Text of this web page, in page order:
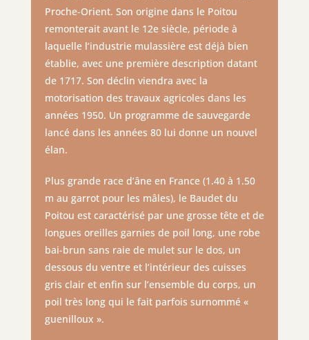
Proche-Orient. Son origine dans le Poitou
remonterait avant le 12e siècle, période à
laquelle l’industrie mulassière est déjà bien
établie, avec une première description datant
de 1717. Son déclin viendra avec la
motorisation des travaux agricoles dans les
années 1950. Un programme de sauvegarde
lancé dans les années 80 lui donne un nouvel
élan.
Plus grande race d’âne en France (1.40 à 1.50
m au garrot pour les mâles), le Baudet du
Poitou est caractérisé par une grosse tête et de
longues oreilles garnies de poil long, une robe
bai-brun sans raie de mulet sur le dos, un
dessous du ventre et l’intérieur des cuisses
gris clair et enfin sur l’ensemble du corps, un
poil très long qui le fait parfois surnommé «
guenilloux ».